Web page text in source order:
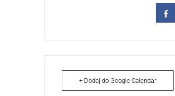
+ Dodaj do Google Calendar